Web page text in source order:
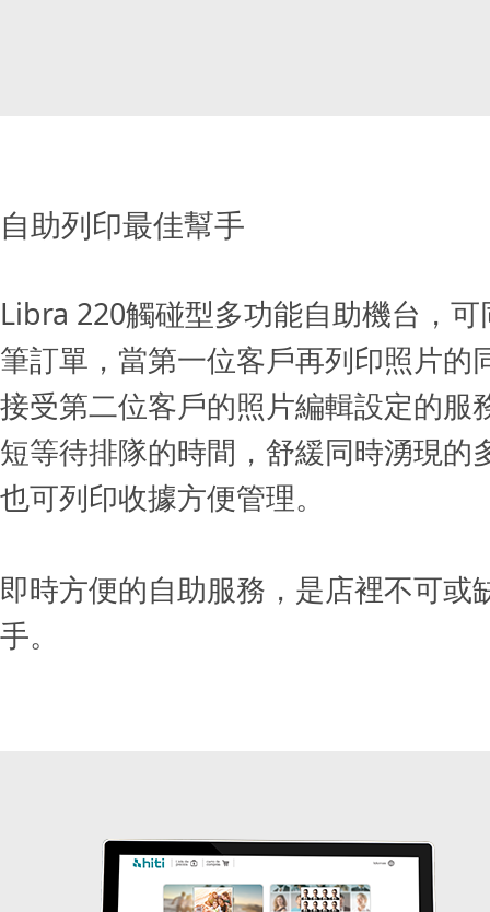
自助列印最佳幫手
Libra 220觸碰型多功能自助機台，
筆訂單，當第一位客戶再列印照片的
接受第二位客戶的照片編輯設定的服
短等待排隊的時間，舒緩同時湧現的
也可列印收據方便管理。
即時方便的自助服務，是店裡不可或
手。